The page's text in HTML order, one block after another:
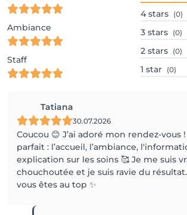
Ambiance
Staff
4 stars (0)
3 stars (0)
2 stars (0)
1 star (0)
Tatiana
30.07.2026
Coucou 😊 J’ai adoré mon rendez-vous
parfait : l’accueil, l’ambiance,
explication sur les soins 🥰 Je me suis
chouchoutée et je suis ravie du
vous êtes au top ✨